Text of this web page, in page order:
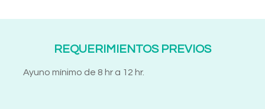
REQUERIMIENTOS PREVIOS
Ayuno mínimo de 8 hr a 12 hr.